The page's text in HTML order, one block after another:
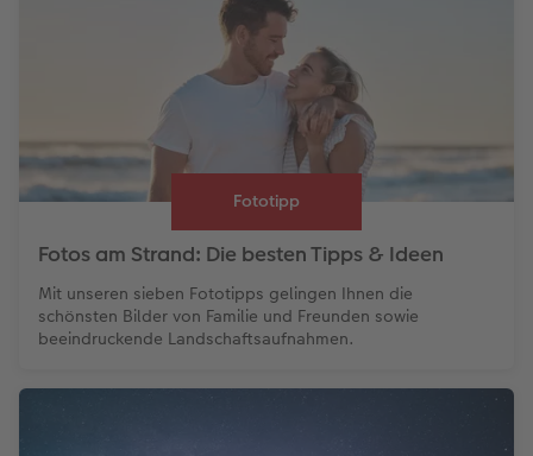
Fototipp
Fotos am Strand: Die besten Tipps & Ideen
Mit unseren sieben Fototipps gelingen Ihnen die
schönsten Bilder von Familie und Freunden sowie
beeindruckende Landschaftsaufnahmen.